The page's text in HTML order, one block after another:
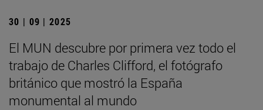
30 | 09 | 2025
El MUN descubre por primera vez todo el
trabajo de Charles Clifford, el fotógrafo
británico que mostró la España
monumental al mundo